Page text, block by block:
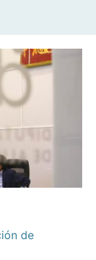
de